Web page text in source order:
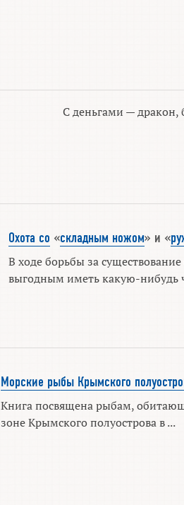
С деньгами — дракон,
Охота со «складным ножом» и «
В ходе борьбы за существование
выгодным иметь какую-нибудь
Морские рыбы Крымского
Книга посвящена рыбам,
зоне Крымского полуострова в ...